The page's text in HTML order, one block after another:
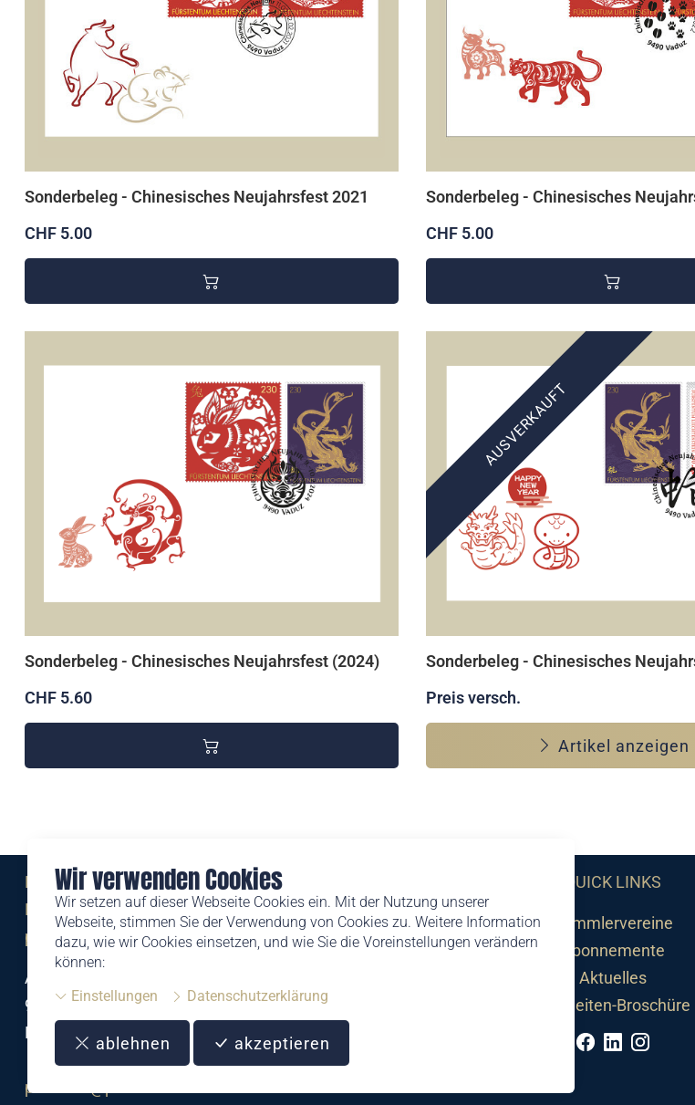
Wir verwenden Cookies
Wir setzen auf dieser Webseite Cookies ein. Mit der Nutzung unserer
Webseite, stimmen Sie der Verwendung von Cookies zu. Weitere Information
dazu, wie wir Cookies einsetzen, und wie Sie die Voreinstellungen verändern
können:
Einstellungen
Datenschutzerklärung
ablehnen akzeptieren
Sonderbeleg - Chinesisches Neujahrsfest 2021
CHF 5.00
Sonderbeleg - Chinesisches
CHF 5.00
Sonderbeleg - Chinesisches Neujahrsfest (2024)
CHF 5.60
AUSVERKAUFT
Sonderbeleg - Chinesisches
Preis versch.
Artikel anzeigen
Eine Marke der
Liechtensteinischen Post AG
post.li
Alte Zollstrasse 11
9494 Schaan
Liechtenstein
T +423 399 44 66
philatelie@post.li
QUICK LINKS
Sammlervereine
Abonnemente
Aktuelles
Neuheiten-Broschüre